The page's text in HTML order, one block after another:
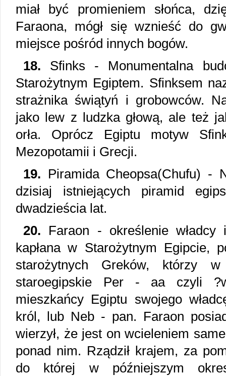
miał być promieniem słońca,
Faraona, mógł się wznieść do
miejsce pośród innych bogów.
18. Sfinks - Monumentalna
Starożytnym Egiptem. Sfinksem
strażnika świątyń i grobowców.
jako lew z ludzka głową, ale też
orła. Oprócz Egiptu motyw
Mezopotamii i Grecji.
19. Piramida Cheopsa(Chufu) -
dzisiaj istniejących piramid
dwadzieścia lat.
20. Faraon - określenie władcy
kapłana w Starożytnym Egipcie,
starożytnych Greków, którzy
staroegipskie Per - aa czyli
mieszkańcy Egiptu swojego
król, lub Neb - pan. Faraon
wierzył, że jest on wcieleniem
ponad nim. Rządził krajem, za
do której w późniejszym